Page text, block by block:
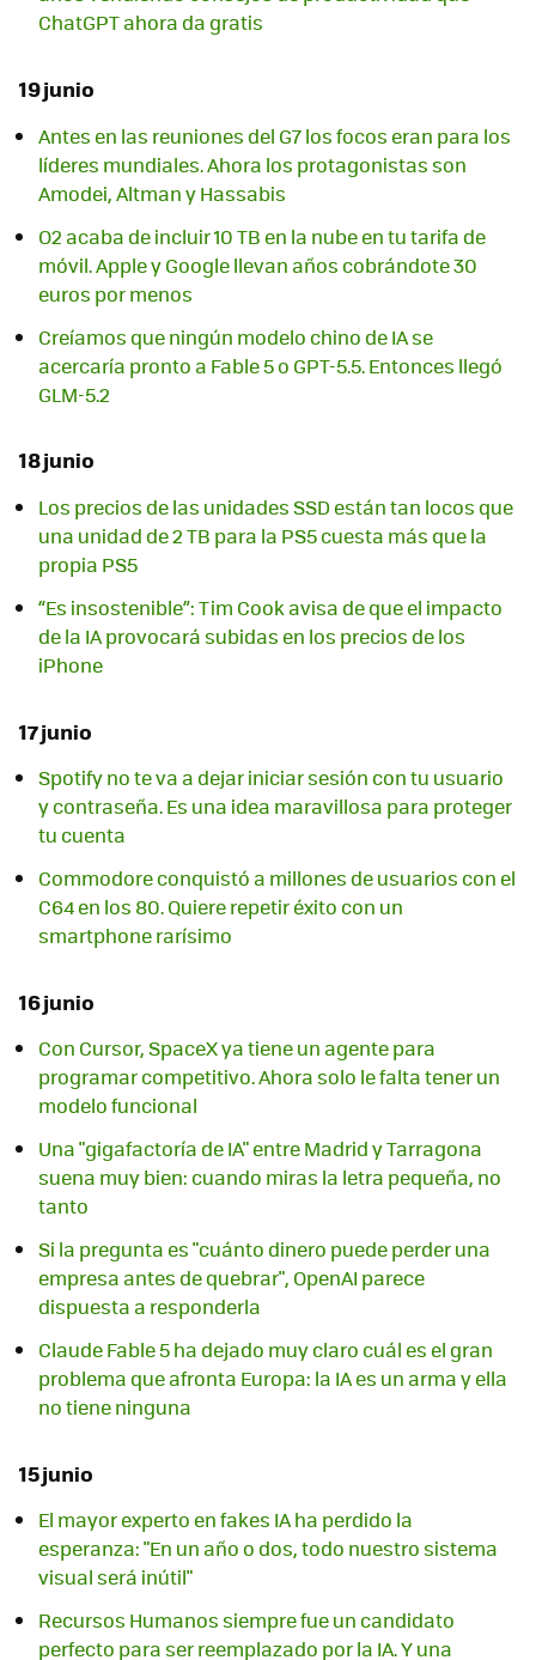
ChatGPT ahora da gratis
19 junio
Antes en las reuniones del G7 los focos eran para los
líderes mundiales. Ahora los protagonistas son
Amodei, Altman y Hassabis
O2 acaba de incluir 10 TB en la nube en tu tarifa de
móvil. Apple y Google llevan años cobrándote 30
euros por menos
Creíamos que ningún modelo chino de IA se
acercaría pronto a Fable 5 o GPT-5.5. Entonces llegó
GLM-5.2
18 junio
Los precios de las unidades SSD están tan locos que
una unidad de 2 TB para la PS5 cuesta más que la
propia PS5
“Es insostenible”: Tim Cook avisa de que el impacto
de la IA provocará subidas en los precios de los
iPhone
17 junio
Spotify no te va a dejar iniciar sesión con tu usuario
y contraseña. Es una idea maravillosa para proteger
tu cuenta
Commodore conquistó a millones de usuarios con el
C64 en los 80. Quiere repetir éxito con un
smartphone rarísimo
16 junio
Con Cursor, SpaceX ya tiene un agente para
programar competitivo. Ahora solo le falta tener un
modelo funcional
Una "gigafactoría de IA" entre Madrid y Tarragona
suena muy bien: cuando miras la letra pequeña, no
tanto
Si la pregunta es "cuánto dinero puede perder una
empresa antes de quebrar", OpenAI parece
dispuesta a responderla
Claude Fable 5 ha dejado muy claro cuál es el gran
problema que afronta Europa: la IA es un arma y ella
no tiene ninguna
15 junio
El mayor experto en fakes IA ha perdido la
esperanza: "En un año o dos, todo nuestro sistema
visual será inútil"
Recursos Humanos siempre fue un candidato
perfecto para ser reemplazado por la IA. Y una